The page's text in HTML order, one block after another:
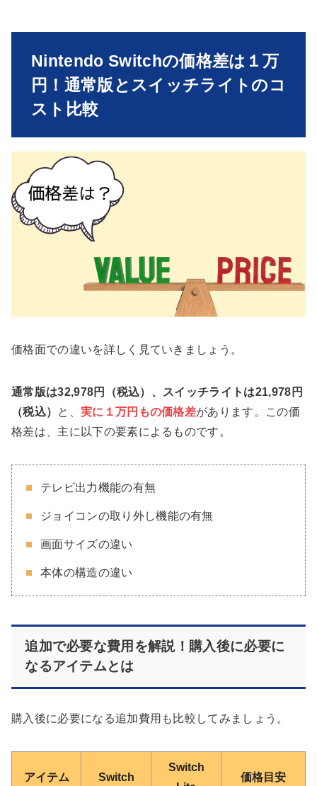
Nintendo Switchの価格差は１万
円！通常版とスイッチライトのコ
スト比較
価格面での違いを詳しく見ていきましょう。
通常版は32,978円（税込）、スイッチライトは21,978円
（税込）
と、 実に１万円もの価格差があります。この価
格差は、主に以下の要素によるものです。
テレビ出力機能の有無
ジョイコンの取り外し機能の有無
画面サイズの違い
本体の構造の違い
追加で必要な費用を解説！購入後に必要に
なるアイテムとは
購入後に必要になる追加費用も比較してみましょう。
アイテム Switch
Switch
価格目安